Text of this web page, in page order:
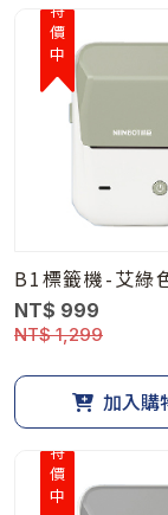
特價中
B1標籤機-艾綠
NT$ 999
NT$ 1,299
加入購
特價中